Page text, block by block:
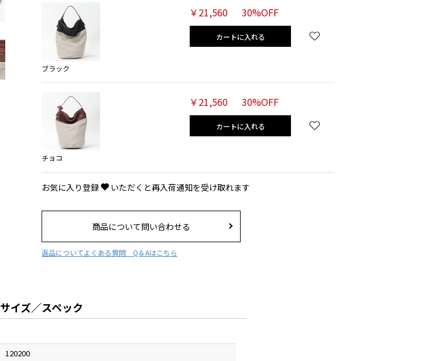
ブラック
￥21,560 30%OFF
カートに入れる
チョコ
￥21,560 30%OFF
カートに入れる
お気に入り登録 いただくと再入荷通知を受け取れます
商品について問い合わせる
返品についてよくある質問 Q＆Aはこちら
サイズ／スペック
120200